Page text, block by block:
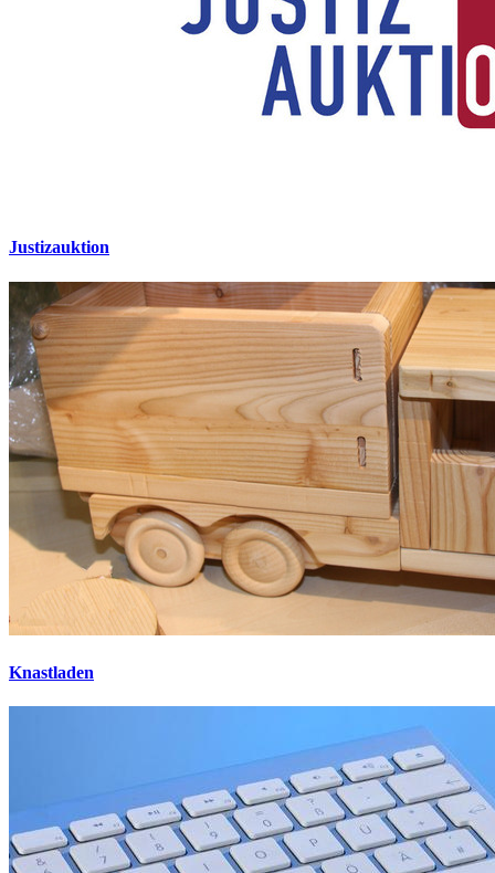
der Justizvollzugsschule NRW geehrt
RechtSpecial - Schiedsleute helfen Streit schlichten!
Justizauktion
Knastladen